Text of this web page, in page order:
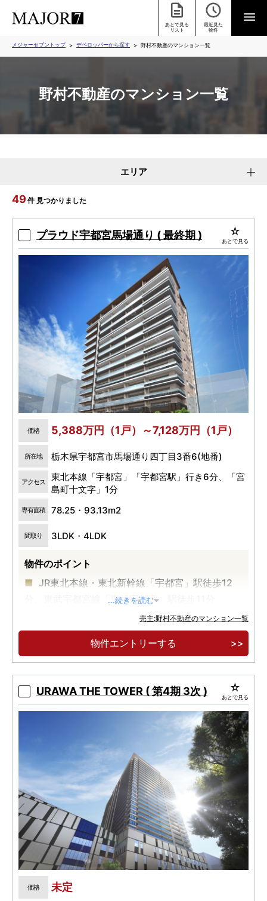
あとで見る
リスト
最近見た
物件
メジャーセブントップ デベロッパーから探す 野村不動産のマンション一覧
野村不動産のマンション一覧
エリア
49 件 見つかりました
プラウド宇都宮馬場通り ( 最終期 ) あとで見る
価格 5,388万円（1戸）～7,128万円（1戸）
所在地 栃木県宇都宮市馬場通り四丁目3番6(地番)
アクセス
東北本線「宇都宮」「宇都宮駅」行き6分、「宮
島町十文字」1分
専有面積 78.25・93.13m2
間取り 3LDK・4LDK
物件のポイント
JR東北本線・東北新幹線「宇都宮」駅徒歩12
分、東武宇都宮線「東武宇都宮」駅徒歩11分
宇都宮文化の中心「二荒山神社」近接。
全戸南向き・15階建て・全69邸のレジデンス
...続きを読む
売主:野村不動産のマンション一覧
物件エントリーする
URAWA THE TOWER ( 第4期 3次 ) あとで見る
価格 未定